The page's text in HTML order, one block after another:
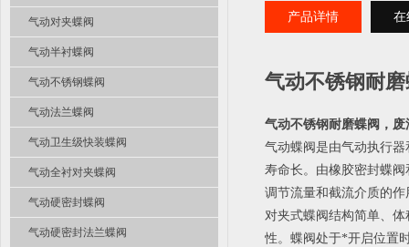
气动对夹蝶阀
气动半衬蝶阀
气动不锈钢蝶阀
气动法兰蝶阀
气动卫生级快装蝶阀
气动全衬对夹蝶阀
气动硬密封蝶阀
气动硬密封法兰蝶阀
产品详情 在
气动不锈钢耐
气动不锈钢耐磨蝶阀，
气动蝶阀是由气动执行
寿命长。由橡胶密封蝶
调节流量和截流介质的作
对夹式蝶阀结构简单、
性。蝶阀处于*开启位置